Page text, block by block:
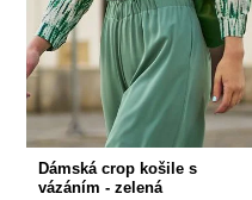
Dámská crop košile s
vázáním - zelená